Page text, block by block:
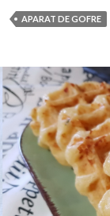
APARAT DE GOFRE